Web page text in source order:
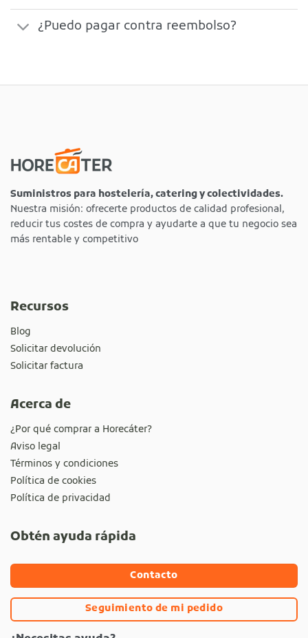
¿Puedo pagar contra reembolso?
Suministros para hostelería, catering y colectividades.
Nuestra misión: ofrecerte productos de calidad profesional,
reducir tus costes de compra y ayudarte a que tu negocio sea
más rentable y competitivo
Recursos
Blog
Solicitar devolución
Solicitar factura
Acerca de
¿Por qué comprar a Horecáter?
Aviso legal
Términos y condiciones
Política de cookies
Política de privacidad
Obtén ayuda rápida
Contacto
Seguimiento de mi pedido